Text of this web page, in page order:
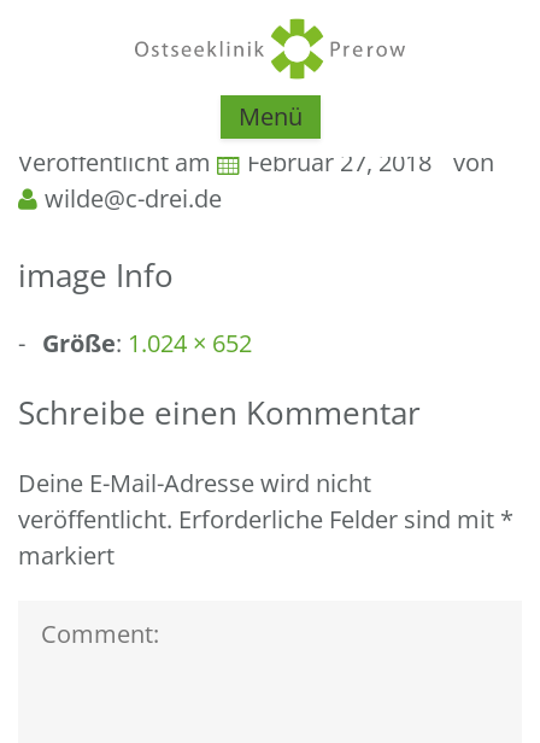
Menü
Veröffentlicht am
Februar 27, 2018
von
wilde@c-drei.de
image Info
Größe: 1.024 × 652
Schreibe einen Kommentar
Deine E-Mail-Adresse wird nicht
veröffentlicht. Erforderliche Felder sind mit *
markiert